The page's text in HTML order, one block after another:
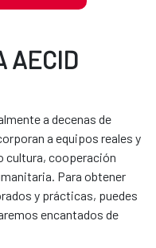
AECID
a decenas de
a equipos reales y
cultura, cooperación
Para obtener
y prácticas, puedes
encantados de